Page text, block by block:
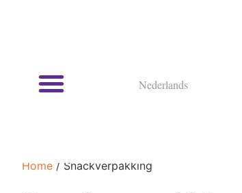
Nederlands
Home / Snackverpakking